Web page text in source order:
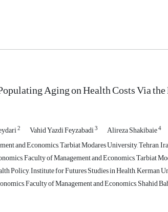
Aging on Health Costs Via
2 Vahid Yazdi Feyzabadi3 Alireza Shakibaie4
and Economics, Tarbiat Modares University, Tehran,
Faculty of Management and Economics, Tarbiat
Policy, Institute for Futures Studies in Health, Kerman
Faculty of Management and Economics, Shahid